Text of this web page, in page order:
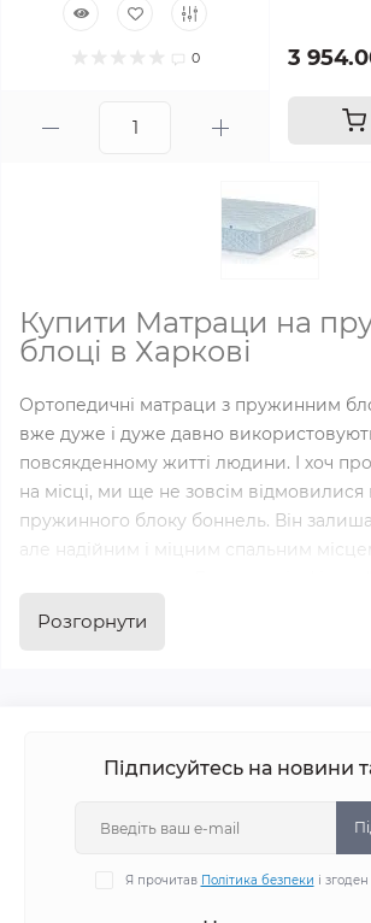
0 3
Купити Матраци на
блоці в Харкові
Ортопедичні матраци з пружинним
вже дуже і дуже давно
повсякденному житті людини. І хоч
на місці, ми ще не зовсім відмовилися
пружинного блоку боннель. Він
але надійним і міцним спальним
виробниками України.
Пружинний блок Боннель включає в
взаємозалежні. Вплив на одну з них
сусідні пружини (виникає "принцип
Розгорнути
Підписуйтесь на новини
Я прочитав Політика безпеки і